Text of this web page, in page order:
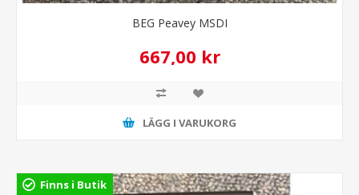
BEG Peavey MSDI
667,00 kr
LÄGG I VARUKORG
Finns i Butik